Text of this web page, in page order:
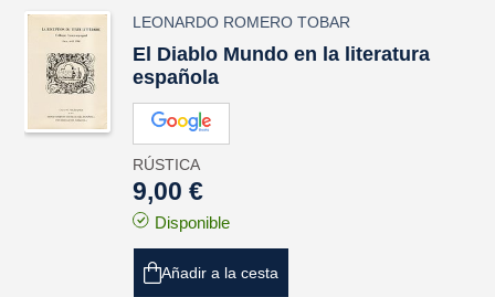
LEONARDO ROMERO TOBAR
El Diablo Mundo en la literatura
española
RÚSTICA
9,00 €
Disponible
Añadir a la cesta